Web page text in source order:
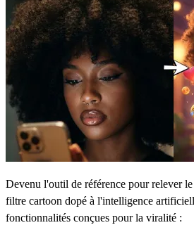
Devenu l'outil de référence pour relever
filtre cartoon dopé à l'intelligence
fonctionnalités conçues pour la viralité :